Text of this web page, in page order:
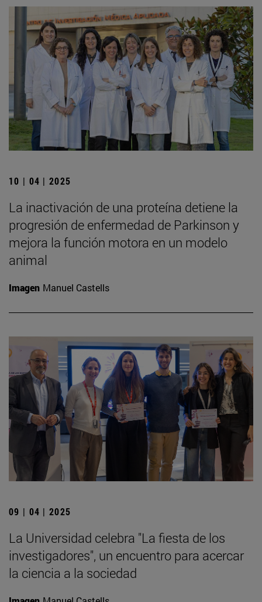
10 | 04 | 2025
La inactivación de una proteína detiene la
progresión de enfermedad de Parkinson y
mejora la función motora en un modelo
animal
Imagen Manuel Castells
09 | 04 | 2025
La Universidad celebra "La fiesta de los
investigadores", un encuentro para acercar
la ciencia a la sociedad